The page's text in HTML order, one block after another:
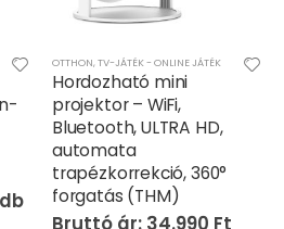
AJÁNDÉK - MEGLEPETÉS,OTTHON,SZÓRAKOZÁS
Intelligens 4K
videoprojektor
játékkonzollal, Android
TV 11.0, WiFi 6, 280 ANSI,
130″ képernyő, beépített
hangszóró, HDMI, USB
(FX) (BBV)